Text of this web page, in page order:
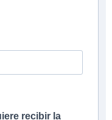
recibir la